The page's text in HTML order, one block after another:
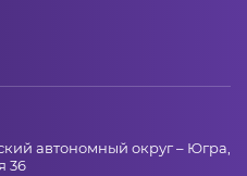
автономный округ – Югра,
36